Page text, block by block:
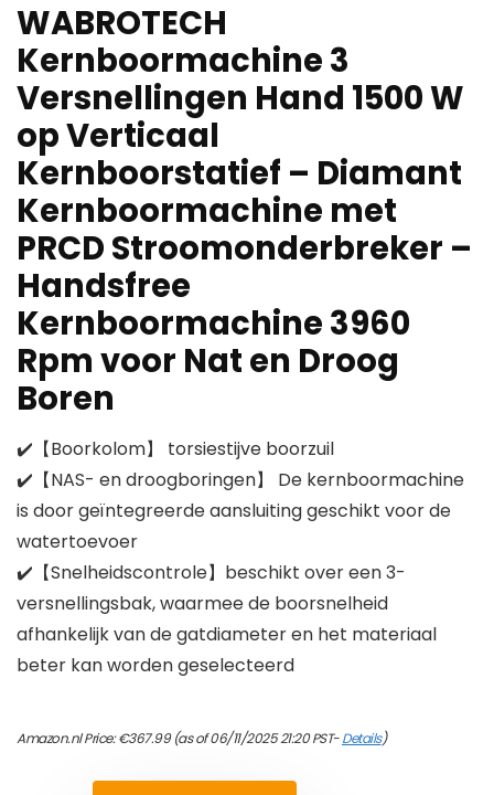
WABROTECH
Kernboormachine 3
Versnellingen Hand 1500 W
op Verticaal
Kernboorstatief – Diamant
Kernboormachine met
PRCD Stroomonderbreker –
Handsfree
Kernboormachine 3960
Rpm voor Nat en Droog
Boren
✔️【Boorkolom】 torsiestijve boorzuil
✔️【NAS- en droogboringen】 De kernboormachine
is door geïntegreerde aansluiting geschikt voor de
watertoevoer
✔️【Snelheidscontrole】beschikt over een 3-
versnellingsbak, waarmee de boorsnelheid
afhankelijk van de gatdiameter en het materiaal
beter kan worden geselecteerd
Amazon.nl Price:€367.99(as of 06/11/2025 21:20 PST-Details)